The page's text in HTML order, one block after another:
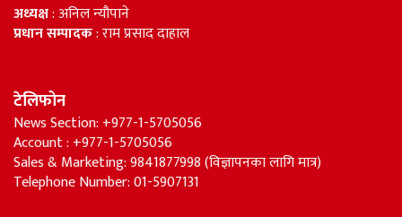
अध्यक्ष: अनिल न्यौपाने
प्रधान सम्पादक: राम प्रसाद दाहाल
टेलिफोन
News Section: +977-1-5705056
Account : +977-1-5705056
Sales & Marketing: 9841877998 (विज्ञापनका लागि मात्र)
Telephone Number: 01-5907131